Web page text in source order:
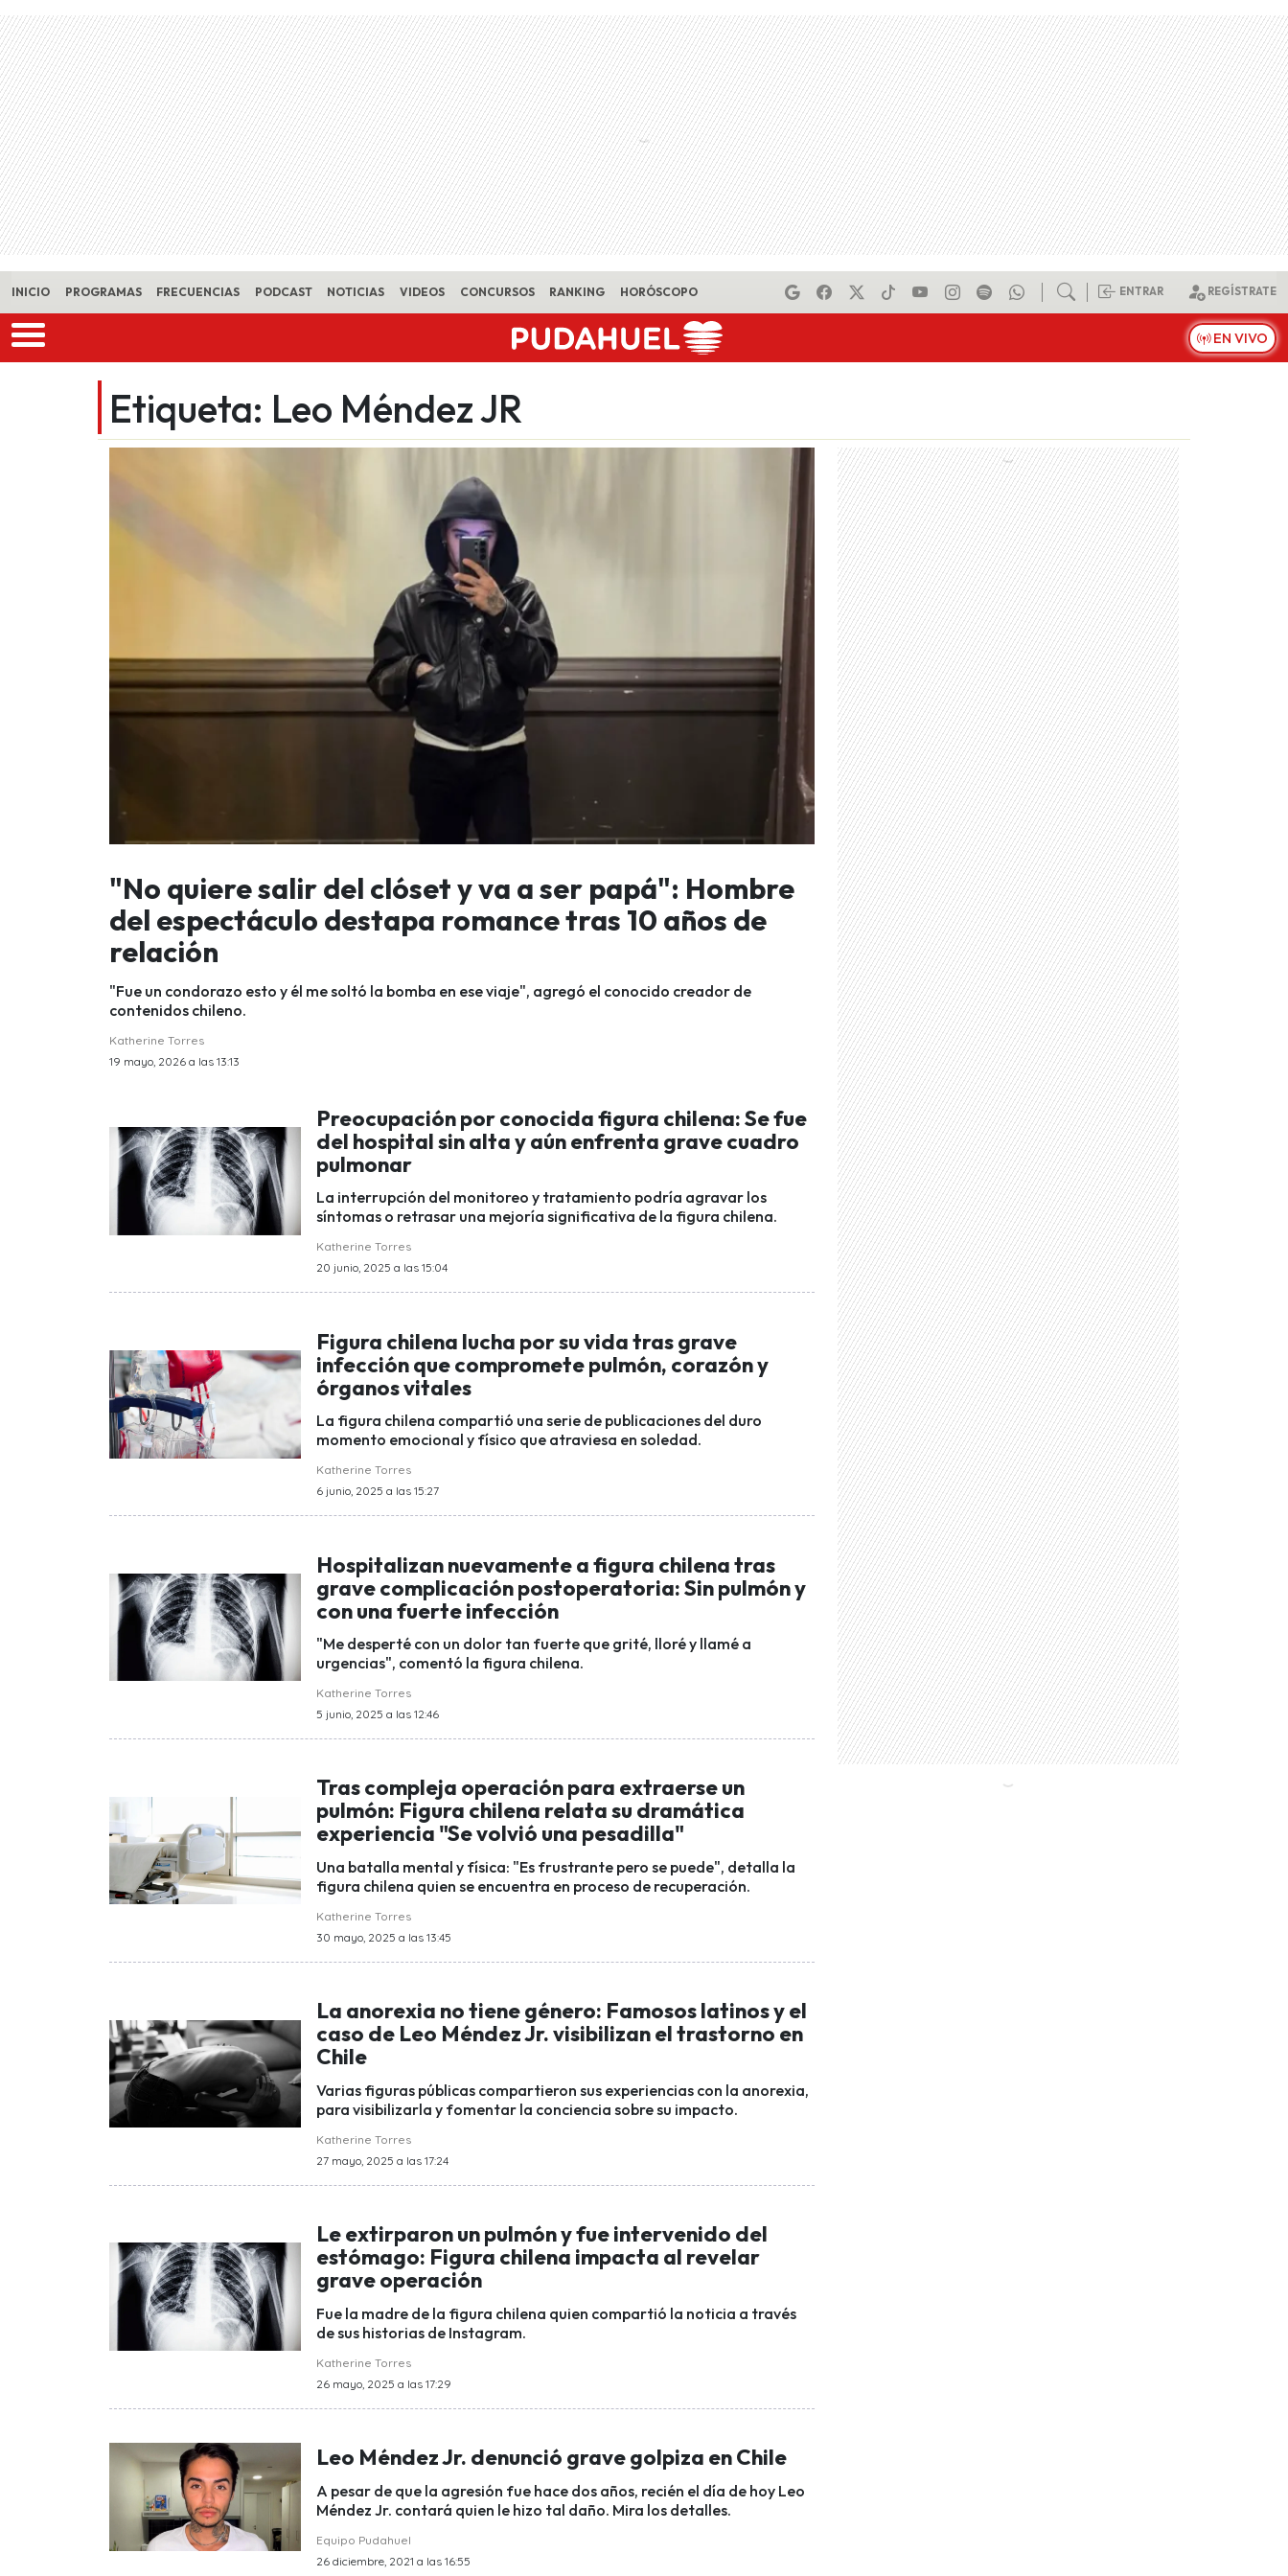
Skip to main content
INICIO PROGRAMAS FRECUENCIAS PODCAST NOTICIAS VIDEOS CONCURSOS RANKING HORÓSCOPO ENTRAR REGÍSTRATE
EN VIVO
Etiqueta: Leo Méndez JR
"No quiere salir del clóset y va a ser papá": Hombre
del espectáculo destapa romance tras 10 años de
relación
"Fue un condorazo esto y él me soltó la bomba en ese viaje", agregó el conocido creador de
contenidos chileno.
Katherine Torres
19 mayo, 2026 a las 13:13
Preocupación por conocida figura chilena: Se fue
del hospital sin alta y aún enfrenta grave cuadro
pulmonar
La interrupción del monitoreo y tratamiento podría agravar los
síntomas o retrasar una mejoría significativa de la figura chilena.
Katherine Torres
20 junio, 2025 a las 15:04
Figura chilena lucha por su vida tras grave
infección que compromete pulmón, corazón y
órganos vitales
La figura chilena compartió una serie de publicaciones del duro
momento emocional y físico que atraviesa en soledad.
Katherine Torres
6 junio, 2025 a las 15:27
Hospitalizan nuevamente a figura chilena tras
grave complicación postoperatoria: Sin pulmón y
con una fuerte infección
"Me desperté con un dolor tan fuerte que grité, lloré y llamé a
urgencias", comentó la figura chilena.
Katherine Torres
5 junio, 2025 a las 12:46
Tras compleja operación para extraerse un
pulmón: Figura chilena relata su dramática
experiencia "Se volvió una pesadilla"
Una batalla mental y física: "Es frustrante pero se puede", detalla la
figura chilena quien se encuentra en proceso de recuperación.
Katherine Torres
30 mayo, 2025 a las 13:45
La anorexia no tiene género: Famosos latinos y el
caso de Leo Méndez Jr. visibilizan el trastorno en
Chile
Varias figuras públicas compartieron sus experiencias con la anorexia,
para visibilizarla y fomentar la conciencia sobre su impacto.
Katherine Torres
27 mayo, 2025 a las 17:24
Le extirparon un pulmón y fue intervenido del
estómago: Figura chilena impacta al revelar
grave operación
Fue la madre de la figura chilena quien compartió la noticia a través
de sus historias de Instagram.
Katherine Torres
26 mayo, 2025 a las 17:29
Leo Méndez Jr. denunció grave golpiza en Chile
A pesar de que la agresión fue hace dos años, recién el día de hoy Leo
Méndez Jr. contará quien le hizo tal daño. Mira los detalles.
Equipo Pudahuel
26 diciembre, 2021 a las 16:55